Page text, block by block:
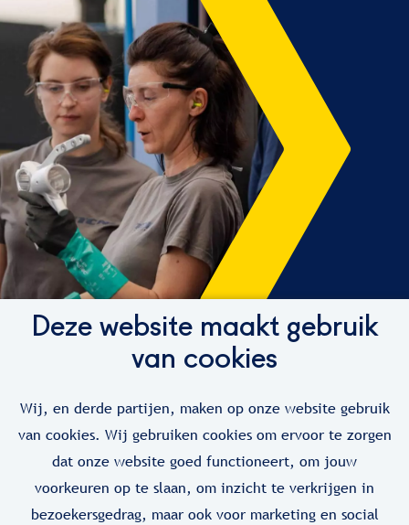
Deze website maakt gebruik
van cookies
Wij, en derde partijen, maken op onze website gebruik
van cookies. Wij gebruiken cookies om ervoor te zorgen
dat onze website goed functioneert, om jouw
voorkeuren op te slaan, om inzicht te verkrijgen in
bezoekersgedrag, maar ook voor marketing en social
Loop jouw droombaan
in de logistiek niet mis!
Stel je interessegebieden in en wij houden je
automatisch op de hoogte wanneer er een
vacature beschikbaar is!